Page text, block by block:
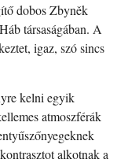
dobos Zbyněk
társaságában. A
igaz, szó sincs
kelni egyik
atmoszférák
alkotnak a